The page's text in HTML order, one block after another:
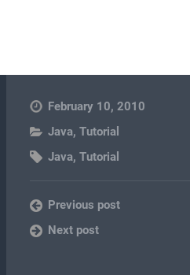
February 10, 2010
Java,Tutorial
Java,Tutorial
Previous post
Next post